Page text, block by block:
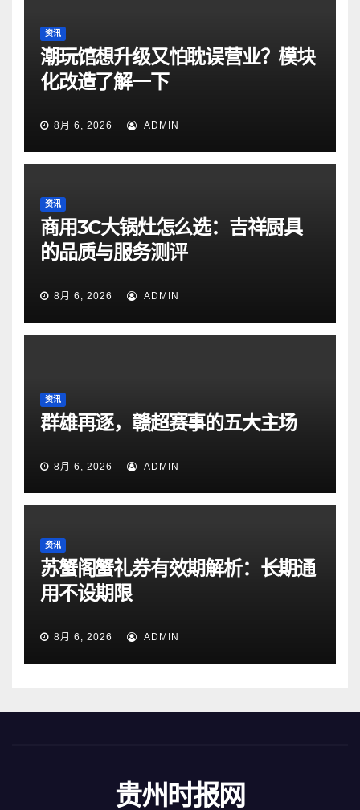
资讯
潮玩馆想升级又怕耽误营业？模块
化改造了解一下
8月 6, 2026 ADMIN
资讯
商用3C大锅灶怎么选：吉祥厨具
的品质与服务测评
8月 6, 2026 ADMIN
资讯
群雄再逐，赣超赛事的五大主场
8月 6, 2026 ADMIN
资讯
苏蟹阁蟹礼券有效期解析：长期通
用不设期限
8月 6, 2026 ADMIN
贵州时报网